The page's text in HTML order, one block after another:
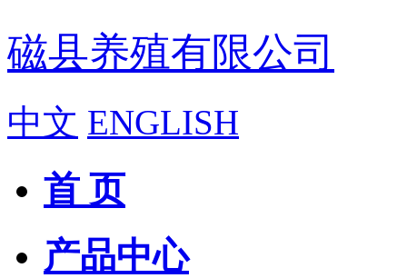
磁县养殖有限公司
中文 ENGLISH
首 页
产品中心